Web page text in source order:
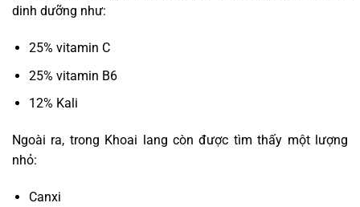
dinh dưỡng như:
25% vitamin C
25% vitamin B6
12% Kali
Ngoài ra, trong Khoai lang còn được tìm thấy một lượng
nhỏ:
Canxi